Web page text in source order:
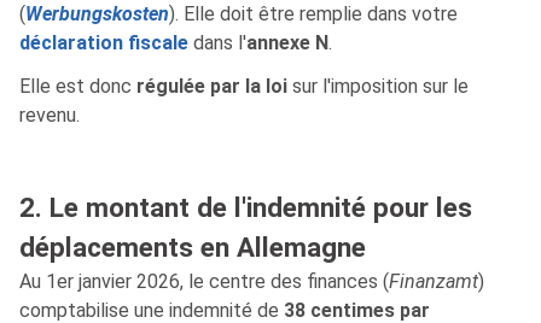
(Werbungskosten). Elle doit être remplie dans votre
déclaration fiscale dans l'annexe N.
Elle est donc régulée par la loi sur l'imposition sur le
revenu.
2. Le montant de l'indemnité pour les
déplacements en Allemagne
Au 1er janvier 2026, le centre des finances (Finanzamt)
comptabilise une indemnité de 38 centimes par